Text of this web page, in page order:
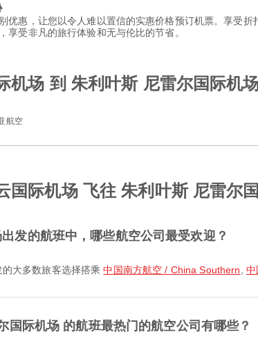
优惠，让您以令人难以置信的实惠价格预订机票。享受
享受非凡的旅行体验和无与伦比的节省。
机场 到 朱利叶斯 尼雷尔国际机
航空
国际机场 飞往 朱利叶斯 尼雷尔
发的航班中，哪些航空公司最受欢迎？
的大多数旅客选择搭乘中国南方航空 / China Southern 中
国际机场 的航班最热门的航空公司有哪些？